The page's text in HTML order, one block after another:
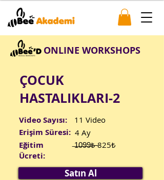
ONLINE WORKSHOPS
ÇOCUK
HASTALIKLARI-2
Video Sayısı:
Erişim Süresi:
Eğitim
Ücreti:
11 Video
4 Ay
̶1̶0̶9̶9̶₺̶ 825₺
Satın Al